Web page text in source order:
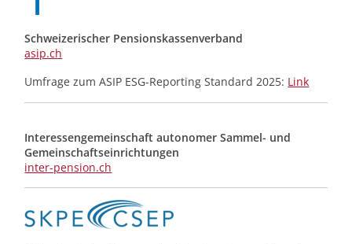
Schweizerischer Pensionskassenverband
asip.ch
Umfrage zum ASIP ESG-Reporting Standard 2025: Link
Interessengemeinschaft autonomer Sammel- und
Gemeinschafts­einrichtungen
inter-pension.ch